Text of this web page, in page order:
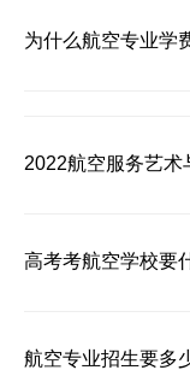
为什么航空专业学
2022航空服务艺术
高考考航空学校要
航空专业招生要多